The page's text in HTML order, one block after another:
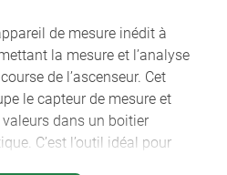
de mesure inédit à
la mesure et l’analyse
de l’ascenseur. Cet
le capteur de mesure et
dans un boitier
C’est l’outil idéal pour